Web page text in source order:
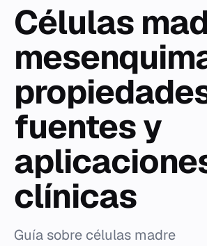
Células
fuentes y
clínicas
Guía sobre células madre